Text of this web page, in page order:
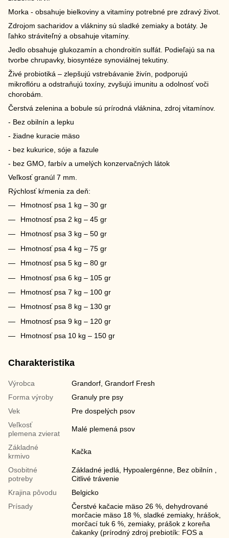
Morka - obsahuje bielkoviny a vitamíny potrebné pre zdravý život.
Zdrojom sacharidov a vlákniny sú sladké zemiaky a botáty. Je
ľahko stráviteľný a obsahuje vitamíny.
Jedlo obsahuje glukozamín a chondroitín sulfát. Podieľajú sa na
tvorbe chrupavky, biosyntéze synoviálnej tekutiny.
Živé probiotiká – zlepšujú vstrebávanie živín, podporujú
mikroflóru a odstraňujú toxíny, zvyšujú imunitu a odolnosť voči
chorobám.
Čerstvá zelenina a bobule sú prírodná vláknina, zdroj vitamínov.
- Bez obilnín a lepku
- žiadne kuracie mäso
- bez kukurice, sóje a fazule
- bez GMO, farbív a umelých konzervačných látok
Veľkosť granúl 7 mm.
Rýchlosť kŕmenia za deň:
Hmotnosť psa 1 kg – 30 gr
Hmotnosť psa 2 kg – 45 gr
Hmotnosť psa 3 kg – 50 gr
Hmotnosť psa 4 kg – 75 gr
Hmotnosť psa 5 kg – 80 gr
Hmotnosť psa 6 kg – 105 gr
Hmotnosť psa 7 kg – 100 gr
Hmotnosť psa 8 kg – 130 gr
Hmotnosť psa 9 kg – 120 gr
Hmotnosť psa 10 kg – 150 gr
Charakteristika
Výrobca
Grandorf, Grandorf Fresh
Forma výroby
Granuly pre psy
Vek
Pre dospelých psov
Veľkosť
plemena zvierat
Malé plemená psov
Základné
krmivo
Kačka
Osobitné
potreby
Základné jedlá, Hypoalergénne, Bez obilnín ,
Citlivé trávenie
Krajina pôvodu
Belgicko
Prísady
Čerstvé kačacie mäso 26 %, dehydrované
morčacie mäso 18 %, sladké zemiaky, hrášok,
morčací tuk 6 %, zemiaky, prášok z koreňa
čakanky (prírodný zdroj prebiotík: FOS a